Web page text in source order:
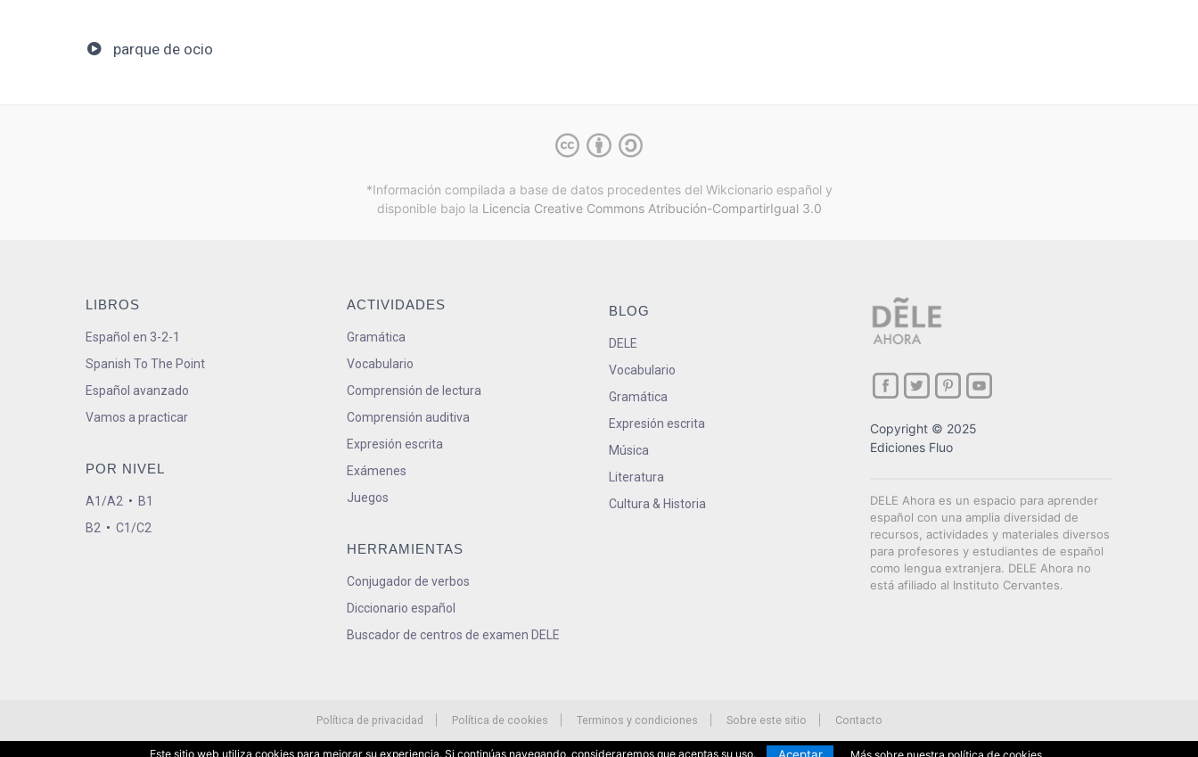
parque de ocio
*Información compilada a base de datos procedentes del Wikcionario español y
disponible bajo la Licencia Creative Commons Atribución-CompartirIgual 3.0
LIBROS
Español en 3-2-1
Spanish To The Point
Español avanzado
Vamos a practicar
POR NIVEL
A1/A2 • B1
B2 • C1/C2
ACTIVIDADES
Gramática
Vocabulario
Comprensión de lectura
Comprensión auditiva
Expresión escrita
Exámenes
Juegos
HERRAMIENTAS
Conjugador de verbos
Diccionario español
Buscador de centros de examen DELE
BLOG
DELE
Vocabulario
Gramática
Expresión escrita
Música
Literatura
Cultura & Historia
Copyright © 2025
Ediciones Fluo
DELE Ahora es un espacio para aprender
español con una amplia diversidad de
recursos, actividades y materiales diversos
para profesores y estudiantes de español
como lengua extranjera. DELE Ahora no
está afiliado al Instituto Cervantes.
Política de privacidad Política de cookies Terminos y condiciones Sobre este sitio Contacto
Este sitio web utiliza cookies para mejorar su experiencia. Si continúas navegando, consideraremos que aceptas su uso. Aceptar